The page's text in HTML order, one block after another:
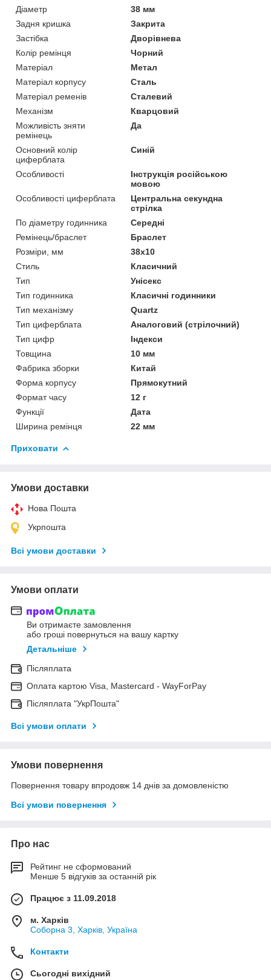
Діаметр
38 мм
Задня кришка
Закрита
Застібка
Дворівнева
Колір ремінця
Чорний
Матеріал
Метал
Матеріал корпусу
Сталь
Матеріал ременів
Сталевий
Механізм
Кварцовий
Можливість зняти
ремінець
Да
Основний колір
циферблата
Синій
Особливості
Інструкція російською
мовою
Особливості циферблата
Центральна секундна
стрілка
По діаметру годинника
Середні
Ремінець/браслет
Браслет
Розміри, мм
38х10
Стиль
Класичний
Тип
Унісекс
Тип годинника
Класичні годинники
Тип механізму
Quartz
Тип циферблата
Аналоговий (стрілочний)
Тип цифр
Індекси
Товщина
10 мм
Фабрика зборки
Китай
Форма корпусу
Прямокутний
Формат часу
12 г
Функції
Дата
Ширина ремінця
22 мм
Приховати
Умови доставки
Нова Пошта
Укрпошта
Всі умови доставки
Умови оплати
Ви отримаєте замовлення
або гроші повернуться на вашу картку
Детальніше
Післяплата
Оплата картою Visa, Mastercard - WayForPay
Післяплата "УкрПошта"
Всі умови оплати
Умови повернення
Повернення товару впродовж 14 днів за домовленістю
Всі умови повернення
Про нас
Рейтинг не сформований
Менше 5 відгуків за останній рік
Працює з 11.09.2018
м. Харків
Соборна 3, Харків, Україна
Контакти
Сьогодні вихідний